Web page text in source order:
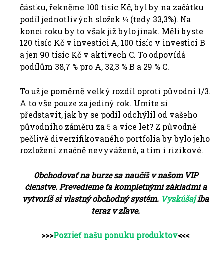
částku, řekněme 100 tisíc Kč, byl by na začátku
podíl jednotlivých složek ⅓ (tedy 33,3%). Na
konci roku by to však již bylo jinak. Měli byste
120 tisíc Kč v investici A, 100 tisíc v investici B
a jen 90 tisíc Kč v aktivech C. To odpovídá
podílům 38,7 % pro A, 32,3 % B a 29 % C.
To už je poměrně velký rozdíl oproti původní 1/3.
A to vše pouze za jediný rok. Umíte si
představit, jak by se podíl odchýlil od vašeho
původního záměru za 5 a více let? Z původně
pečlivě diverzifikovaného portfolia by bylo jeho
rozložení značně nevyvážené, a tím i rizikové.
Obchodovať na burze sa naučíš v našom VIP
členstve. Prevedieme ťa kompletnými základmi a
vytvoríš si vlastný obchodný systém. Vyskúšajiba
teraz v zľave.
>>>Pozrieť našu ponuku produktov<<<